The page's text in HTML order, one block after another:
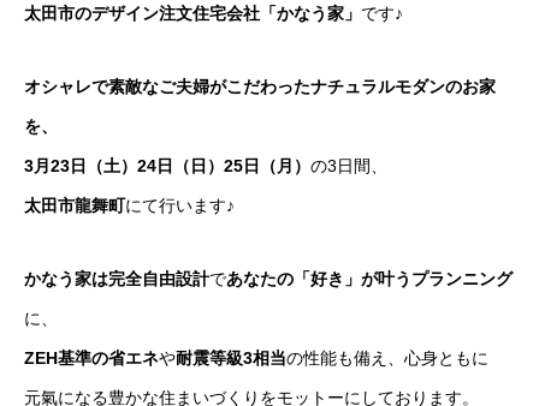
太田市のデザイン注文住宅会社「かなう家」 です♪
オシャレで素敵なご夫婦がこだわったナチュラルモダンのお家
を、
3月23日（土）24日（日）25日（月） の3日間、
太田市龍舞町にて行います♪
かなう家は完全自由設計であなたの「好き」が叶うプランニング
に、
ZEH基準の省エネや耐震等級3相当の性能も備え、心身ともに
元氣になる豊かな住まいづくりをモットーにしております。